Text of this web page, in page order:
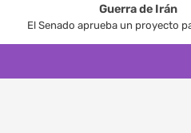
Guerra de Irán
El Senado aprueba un proyecto